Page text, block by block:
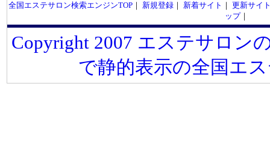
全国エステサロン検索エンジンTOP｜ 新規登録｜ 新着サイト ｜ 更新サイ
ップ｜
Copyright 2007 エステサロン
で静的表示の全国エ